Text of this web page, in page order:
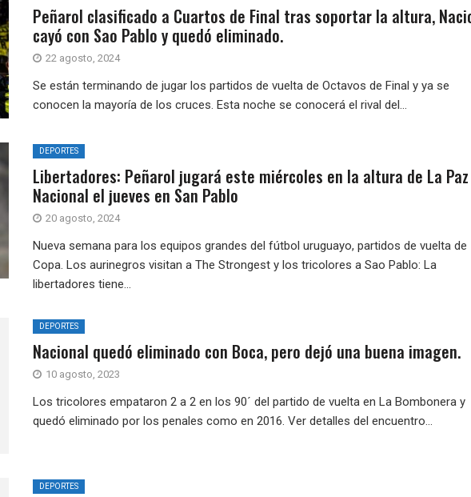
Peñarol clasificado a Cuartos de Final tras soportar la altura,
cayó con Sao Pablo y quedó eliminado.
22 agosto, 2024
Se están terminando de jugar los partidos de vuelta de Octavos de Final y ya se
conocen la mayoría de los cruces. Esta noche se conocerá el rival del...
DEPORTES
Libertadores: Peñarol jugará este miércoles en la altura de La
Nacional el jueves en San Pablo
20 agosto, 2024
Nueva semana para los equipos grandes del fútbol uruguayo, partidos de vuelta de
Copa. Los aurinegros visitan a The Strongest y los tricolores a Sao Pablo: La
libertadores tiene...
DEPORTES
Nacional quedó eliminado con Boca, pero dejó una buena imagen.
10 agosto, 2023
Los tricolores empataron 2 a 2 en los 90´ del partido de vuelta en La Bombonera y
quedó eliminado por los penales como en 2016. Ver detalles del encuentro...
DEPORTES